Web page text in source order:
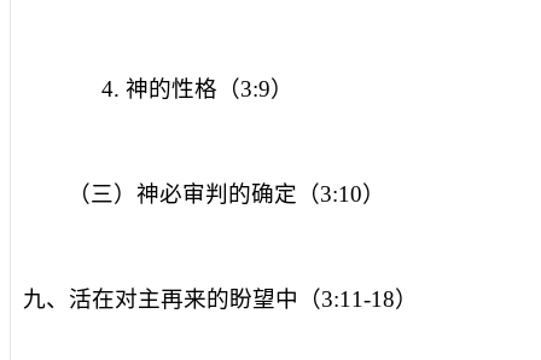
4.神的性格（3:9）
（三）神必审判的确定（3:10）
九、活在对主再来的盼望中（3:11-18）